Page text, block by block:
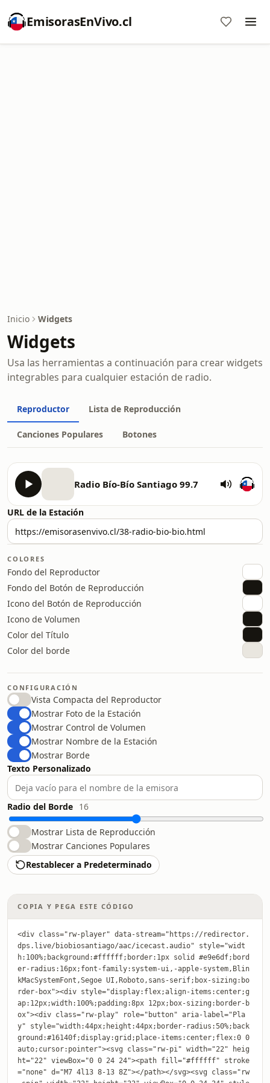
EmisorasEnVivo.cl
Inicio Widgets
Widgets
Usa las herramientas a continuación para crear widgets
integrables para cualquier estación de radio.
Reproductor Lista de Reproducción
Canciones Populares Botones
Radio Bío-Bío Santiago 99.7
URL de la Estación
COLORES
Fondo del Reproductor
Fondo del Botón de Reproducción
Icono del Botón de Reproducción
Icono de Volumen
Color del Título
Color del borde
CONFIGURACIÓN
Vista Compacta del Reproductor
Mostrar Foto de la Estación
Mostrar Control de Volumen
Mostrar Nombre de la Estación
Mostrar Borde
Texto Personalizado
Radio del Borde 16
Mostrar Lista de Reproducción
Mostrar Canciones Populares
Restablecer a Predeterminado
COPIA Y PEGA ESTE CÓDIGO
<div class="rw-player" data-stream="https://redirector.
dps.live/biobiosantiago/aac/icecast.audio" style="widt
h:100%;background:#ffffff;border:1px solid #e9e6df;bord
er-radius:16px;font-family:system-ui,-apple-system,Blin
kMacSystemFont,Segoe UI,Roboto,sans-serif;box-sizing:bo
rder-box"><div style="display:flex;align-items:center;g
ap:12px;width:100%;padding:8px 12px;box-sizing:border-b
ox"><div class="rw-play" role="button" aria-label="Pla
y" style="width:44px;height:44px;border-radius:50%;back
ground:#16140f;display:grid;place-items:center;flex:0 0
auto;cursor:pointer"><svg class="rw-pi" width="22" heig
ht="22" viewBox="0 0 24 24"><path fill="#ffffff" stroke
="none" d="M7 4l13 8-13 8Z"></path></svg><svg class="rw